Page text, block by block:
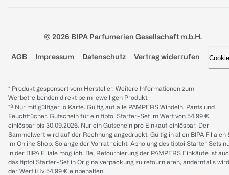
© 2026 BIPA Parfumerien Gesellschaft m.b.H.
AGB Impressum Datenschutz Vertrag widerrufen
* Produkt gesponsert vom Hersteller. Weitere Informationen zum
Werbetreibenden direkt beim jeweiligen Produkt.
*³ Nur mit gültiger jö Karte. Gültig auf alle PAMPERS Windeln, Pants und
Feuchttücher. Gutschein für ein tiptoi Starter-Set im Wert von 54.99 €,
einlösbar bis 30.09.2026. Nur ein Gutschein pro Einkauf einlösbar. Der
Sammelwert wird auf der Rechnung angedruckt. Gültig in allen BIPA Filialen
im Online Shop. Solange der Vorrat reicht. Abholung des tiptoi Starter Sets
in der BIPA Filiale möglich. Bei Retournierung der PAMPERS Einkäufe ist
das tiptoi Starter-Set in Originalverpackung zu retournieren, andernfalls wird
der Wert iHv 54.99 € einbehalten.